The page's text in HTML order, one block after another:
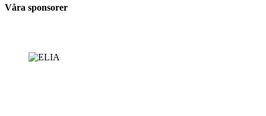
Våra sponsorer